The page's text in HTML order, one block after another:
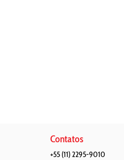
Contatos
+55 (11) 2295-9010